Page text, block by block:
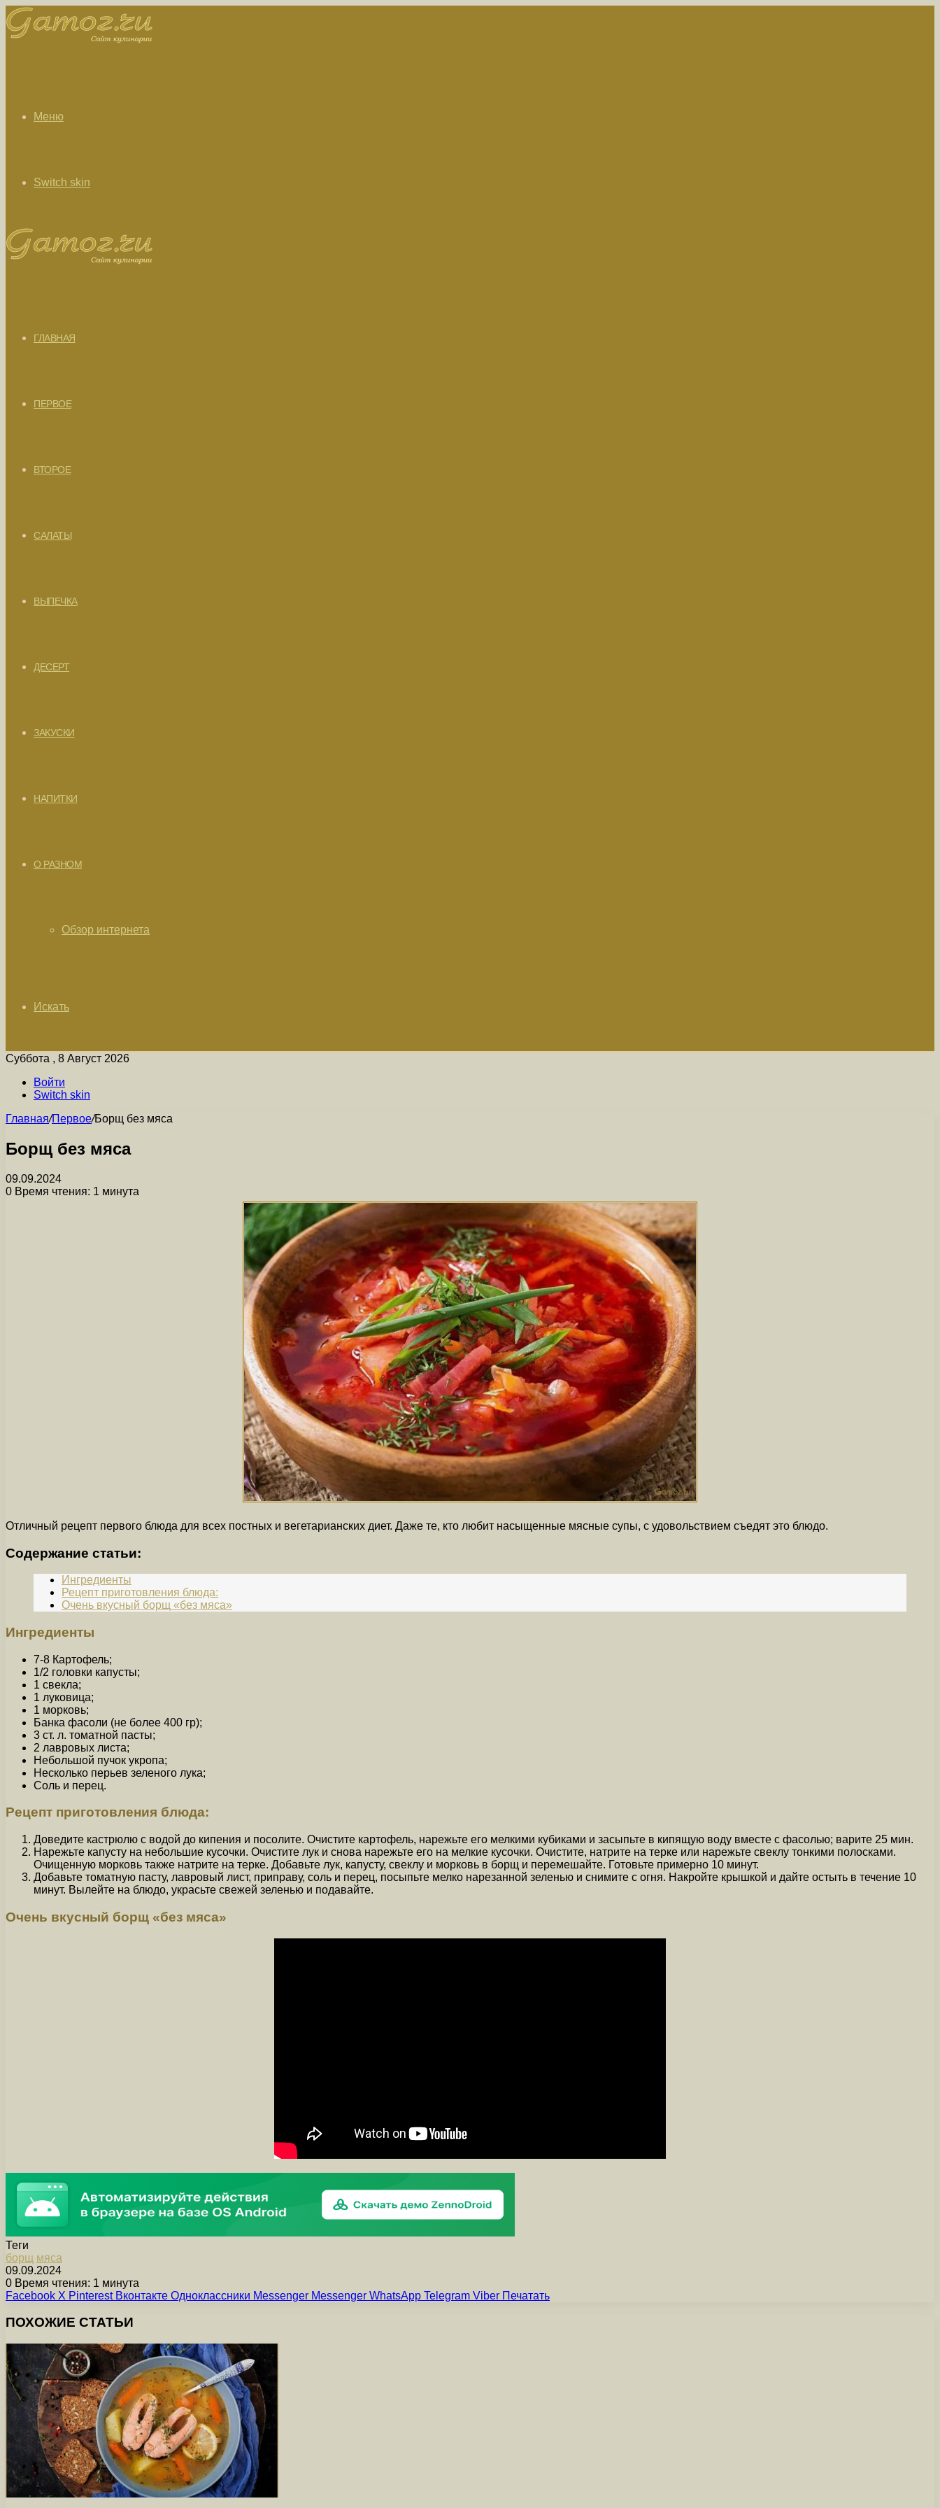
Меню
Switch skin
ГЛАВНАЯ
ПЕРВОЕ
ВТОРОЕ
САЛАТЫ
ВЫПЕЧКА
ДЕСЕРТ
ЗАКУСКИ
НАПИТКИ
О РАЗНОМ
Обзор интернета
Искать
Суббота , 8 Август 2026
Войти
Switch skin
Главная/Первое/Борщ без мяса
Борщ без мяса
09.09.2024
0 Время чтения: 1 минута
Отличный рецепт первого блюда для всех постных и вегетарианских диет. Даже те, кто любит насыщенные мясные супы, с удовольствием съедят это блюдо.
Содержание статьи:
Ингредиенты
Рецепт приготовления блюда:
Очень вкусный борщ «без мяса»
Ингредиенты
7-8 Картофель;
1/2 головки капусты;
1 свекла;
1 луковица;
1 морковь;
Банка фасоли (не более 400 гр);
3 ст. л. томатной пасты;
2 лавровых листа;
Небольшой пучок укропа;
Несколько перьев зеленого лука;
Соль и перец.
Рецепт приготовления блюда:
Доведите кастрюлю с водой до кипения и посолите. Очистите картофель, нарежьте его мелкими кубиками и засыпьте в кипящую воду вместе с фасолью; варите 25 мин.
Нарежьте капусту на небольшие кусочки. Очистите лук и снова нарежьте его на мелкие кусочки. Очистите, натрите на терке или нарежьте свеклу тонкими полосками.
Очищенную морковь также натрите на терке. Добавьте лук, капусту, свеклу и морковь в борщ и перемешайте. Готовьте примерно 10 минут.
Добавьте томатную пасту, лавровый лист, приправу, соль и перец, посыпьте мелко нарезанной зеленью и снимите с огня. Накройте крышкой и дайте остыть в течение 10
минут. Вылейте на блюдо, украсьте свежей зеленью и подавайте.
Очень вкусный борщ «без мяса»
Теги
борщ мяса
09.09.2024
0 Время чтения: 1 минута
Facebook X Pinterest Вконтакте Одноклассники Messenger Messenger WhatsApp Telegram Viber Печатать
ПОХОЖИЕ СТАТЬИ